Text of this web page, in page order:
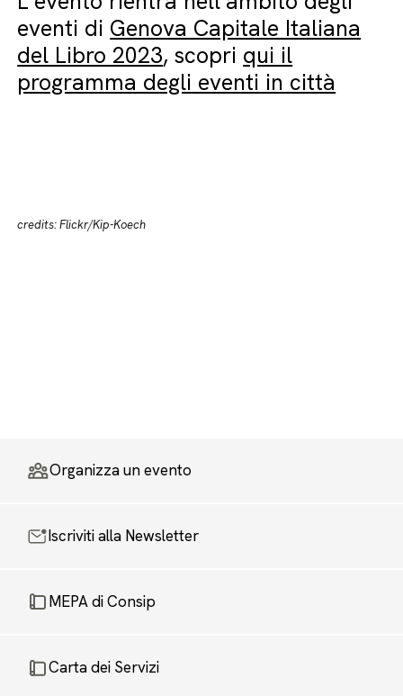
eventi di Genova Capitale Italiana
del Libro 2023, scopri qui il
programma degli eventi in città
credits: Flickr/Kip-Koech
Organizza un evento
Iscriviti alla Newsletter
MEPA di Consip
Carta dei Servizi